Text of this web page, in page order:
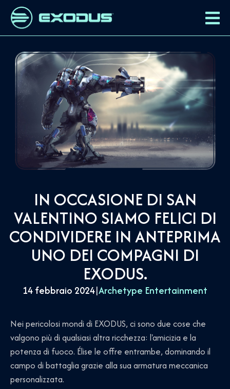
IN OCCASIONE DI SAN
VALENTINO SIAMO FELICI DI
CONDIVIDERE IN ANTEPRIMA
UNO DEI COMPAGNI DI
EXODUS.
14 febbraio 2024|Archetype Entertainment
Nei pericolosi mondi di EXODUS, ci sono due cose che
valgono più di qualsiasi altra ricchezza: l'amicizia e la
potenza di fuoco. Élise le offre entrambe, dominando il
campo di battaglia grazie alla sua armatura meccanica
personalizzata.